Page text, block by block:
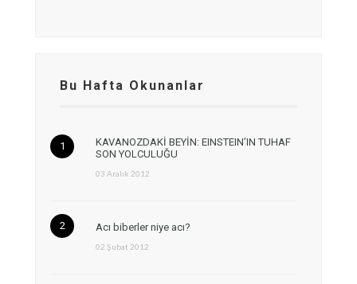
Bu Hafta Okunanlar
KAVANOZDAKİ BEYİN: EINSTEIN’IN TUHAF
SON YOLCULUĞU
03 Aralık 2012
Acı biberler niye acı?
02 Şubat 2012